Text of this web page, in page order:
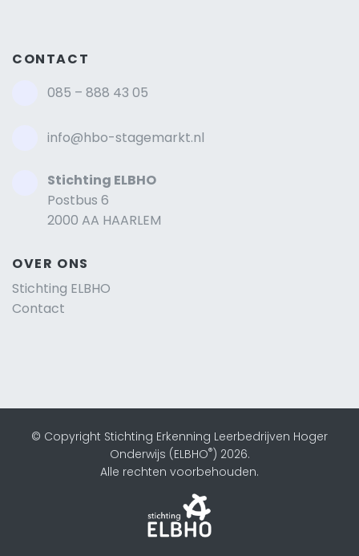
CONTACT
085 – 888 43 05
info@hbo-stagemarkt.nl
Stichting ELBHO
Postbus 6
2000 AA HAARLEM
OVER ONS
Stichting ELBHO
Contact
© Copyright Stichting Erkenning Leerbedrijven Hoger
Onderwijs (ELBHO®) 2026.
Alle rechten voorbehouden.